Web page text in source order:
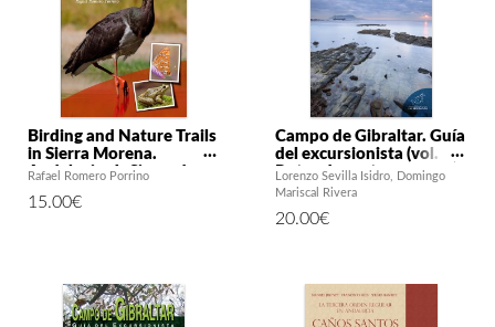
Birding and Nature Trails
in Sierra Morena.
Andalusia. 1. Sierra de
Aroche
Rafael Romero Porrino
15.00€
Campo de Gibraltar. Guía
del excursionista (vol. II).
Rutas de costa y
senderos urbanos y
Lorenzo Sevilla Isidro
Domingo
Mariscal Rivera
20.00€